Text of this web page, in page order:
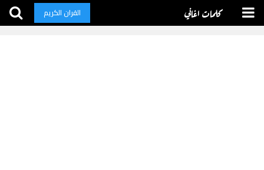
كلمات اغاني القران الكريم